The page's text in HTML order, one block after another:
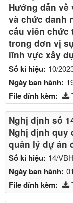
Hướng dẫn về
và chức danh
cấu viên chức
trong đơn vị
lĩnh vực xây
Số kí hiệu: 10/
Ngày ban hành:
File đính kèm:
Nghị định số
Nghị định quy
quản lý dự án
Số kí hiệu: 14/
Ngày ban hành:
File đính kèm: